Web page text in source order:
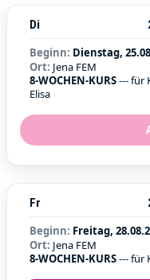
Di
Beginn: Dienstag,
Ort: Jena FEM
8-WOCHEN-KURS--- für
Elisa
Fr
Beginn: Freitag,
Ort: Jena FEM
8-WOCHEN-KURS--- für